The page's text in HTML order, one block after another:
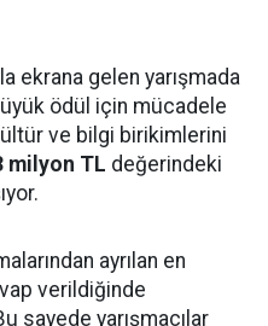
ekrana gelen yarışmada
ödül için mücadele
ve bilgi birikimlerini
milyon TL değerindeki
ayrılan en
verildiğinde
sayede yarışmacılar